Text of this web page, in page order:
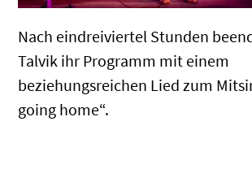
Nach eindreiviertel Stunden
Talvik ihr Programm mit einem
beziehungsreichen Lied zum
going home“.